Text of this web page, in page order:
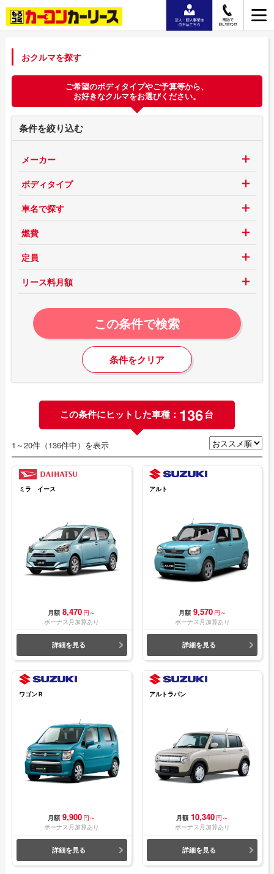
おクルマを探す
ご希望のボディタイプやご予算等から、
お好きなクルマをお選びください。
条件を絞り込む
メーカー
ボディタイプ
車名で探す
燃費
定員
リース料月額
この条件で検索
条件をクリア
この条件にヒットした車種： 136台
1～20件（136件中）を表示
ミラ イース
月額 8,470 円～
ボーナス月加算あり
詳細を見る
アルト
月額 9,570 円～
ボーナス月加算あり
詳細を見る
ワゴンＲ
月額 9,900 円～
ボーナス月加算あり
詳細を見る
アルトラパン
月額 10,340 円～
ボーナス月加算あり
詳細を見る